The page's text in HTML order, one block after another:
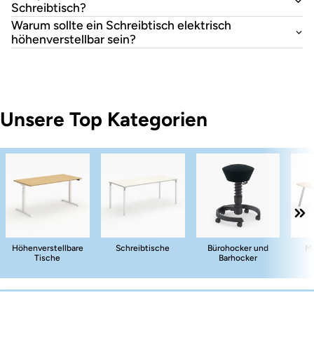
Schreibtisch?
Warum sollte ein Schreibtisch elektrisch
höhenverstellbar sein?
Unsere Top Kategorien
Höhenverstellbare
Tische
Schreibtische
Bürohocker und
Barhocker